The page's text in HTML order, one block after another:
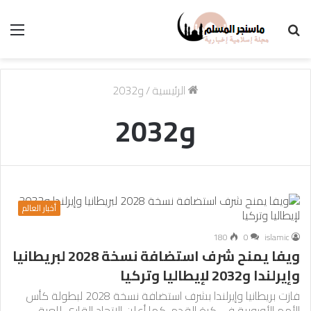
الرئيسية/و2032
و2032
أخبار العالم
islamic
0
180
ويفا يمنح شرف استضافة نسخة 2028 لبريطانيا
وإيرلندا و2032 لإيطاليا وتركيا
فازت بريطانيا وإيرلندا بشرف استضافة نسخة 2028 لبطولة كأس